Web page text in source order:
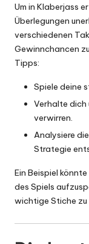
Um in Klaberjass
Überlegungen
verschiedenen
Gewinnchancen
Tipps:
Spiele deine
Verhalte dich
verwirren.
Analysiere
Strategie
Ein Beispiel
des Spiels
wichtige Stiche zu